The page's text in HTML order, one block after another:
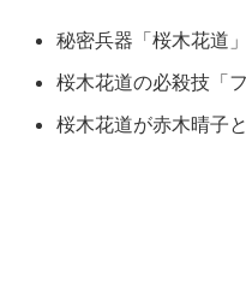
秘密兵器「桜木花道」
桜木花道の必殺技「
桜木花道が赤木晴子